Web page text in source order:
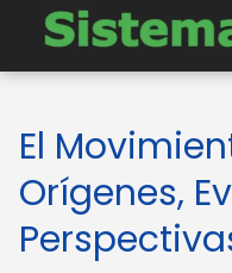
El
Orígenes,